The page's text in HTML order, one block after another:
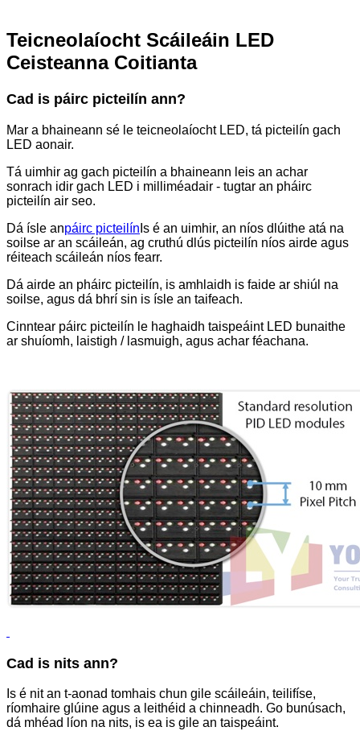
Teicneolaíocht Scáileáin LED
Ceisteanna Coitianta
Cad is páirc picteilín ann?
Mar a bhaineann sé le teicneolaíocht LED, tá picteilín gach
LED aonair.
Tá uimhir ag gach picteilín a bhaineann leis an achar
sonrach idir gach LED i milliméadair - tugtar an pháirc
picteilín air seo.
Dá ísle anpáirc picteilín Is é an uimhir, an níos dlúithe atá na
soilse ar an scáileán, ag cruthú dlús picteilín níos airde agus
réiteach scáileán níos fearr.
Dá airde an pháirc picteilín, is amhlaidh is faide ar shiúl na
soilse, agus dá bhrí sin is ísle an taifeach.
Cinntear páirc picteilín le haghaidh taispeáint LED bunaithe
ar shuíomh, laistigh / lasmuigh, agus achar féachana.
Cad is nits ann?
Is é nit an t-aonad tomhais chun gile scáileáin, teilifíse,
ríomhaire glúine agus a leithéid a chinneadh. Go bunúsach,
dá mhéad líon na nits, is ea is gile an taispeáint.